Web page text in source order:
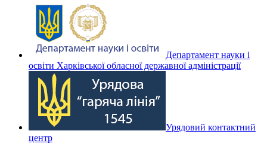
Департамент науки і
освіти Харківської обласної державної адміністрації
Урядовий контактний
центр